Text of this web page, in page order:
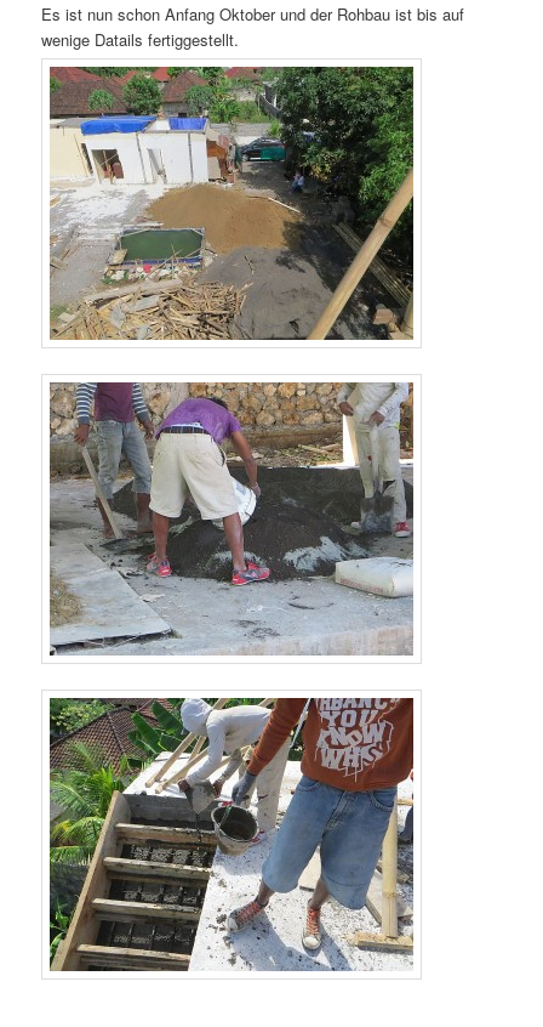
Es ist nun schon Anfang Oktober und der Rohbau ist bis auf
wenige Datails fertiggestellt.